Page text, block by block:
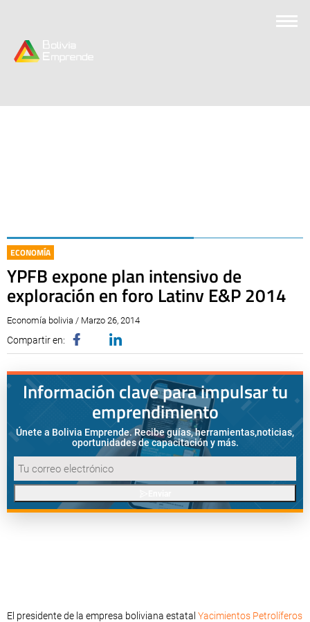
ECONOMÍA
YPFB expone plan intensivo de
exploración en foro Latinv E&P 2014
Economía bolivia / Marzo 26, 2014
Compartir en:
Información clave para impulsar tu
emprendimiento
Únete a Bolivia Emprende. Recibe guías, herramientas,noticias,
oportunidades de capacitación y más.
El presidente de la empresa boliviana estatal Yacimientos Petrolíferos